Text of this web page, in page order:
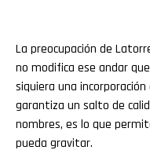
La preocupación de
no modifica ese andar
siquiera una
garantiza un salto de
nombres, es lo que
pueda gravitar.